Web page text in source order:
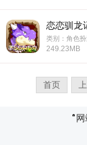
恋恋驯龙
类别：角色
249.23MB
首页